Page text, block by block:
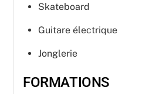
Skateboard
Guitare électrique
Jonglerie
FORMATIONS